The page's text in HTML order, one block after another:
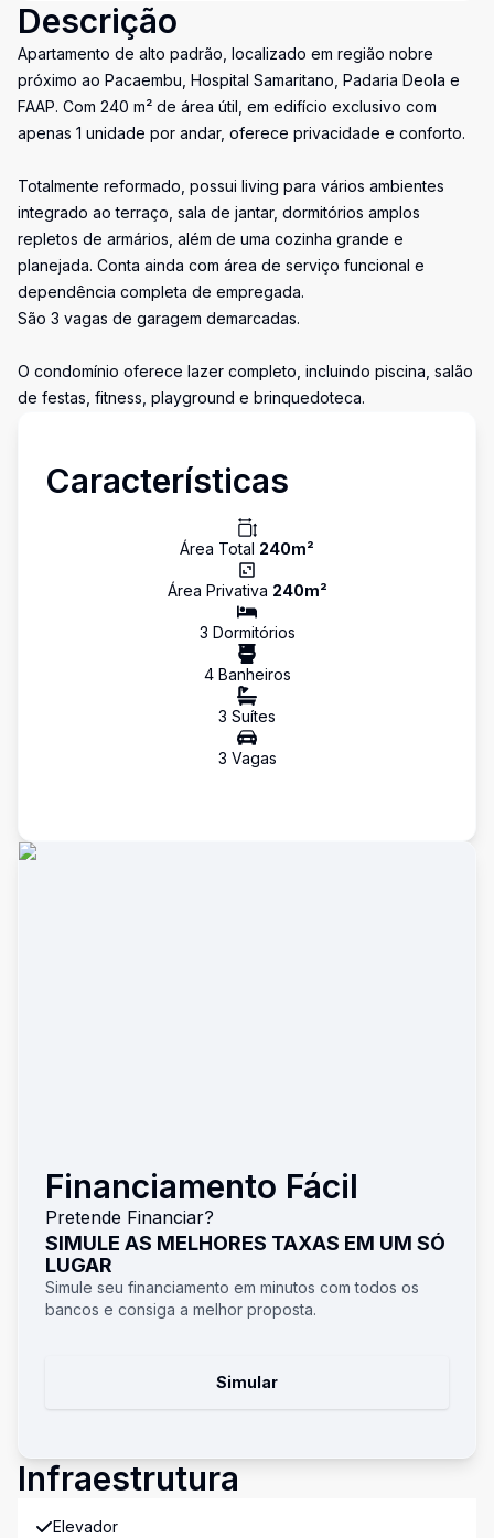
Descrição
Apartamento de alto padrão, localizado em região nobre
próximo ao Pacaembu, Hospital Samaritano, Padaria Deola e
FAAP. Com 240 m² de área útil, em edifício exclusivo com
apenas 1 unidade por andar, oferece privacidade e conforto.
Totalmente reformado, possui living para vários ambientes
integrado ao terraço, sala de jantar, dormitórios amplos
repletos de armários, além de uma cozinha grande e
planejada. Conta ainda com área de serviço funcional e
dependência completa de empregada.
São 3 vagas de garagem demarcadas.
O condomínio oferece lazer completo, incluindo piscina, salão
de festas, fitness, playground e brinquedoteca.
Características
Área Total 240m²
Área Privativa 240m²
3 Dormitórios
4Banheiros
3 Suítes
3 Vagas
Financiamento Fácil
Pretende Financiar?
SIMULE AS MELHORES TAXAS EM UM SÓ
LUGAR
Simule seu financiamento em minutos com todos os
bancos e consiga a melhor proposta.
Simular
Infraestrutura
Elevador